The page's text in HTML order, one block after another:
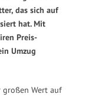
das sich auf
hat. Mit
Preis-
Umzug
großen Wert auf